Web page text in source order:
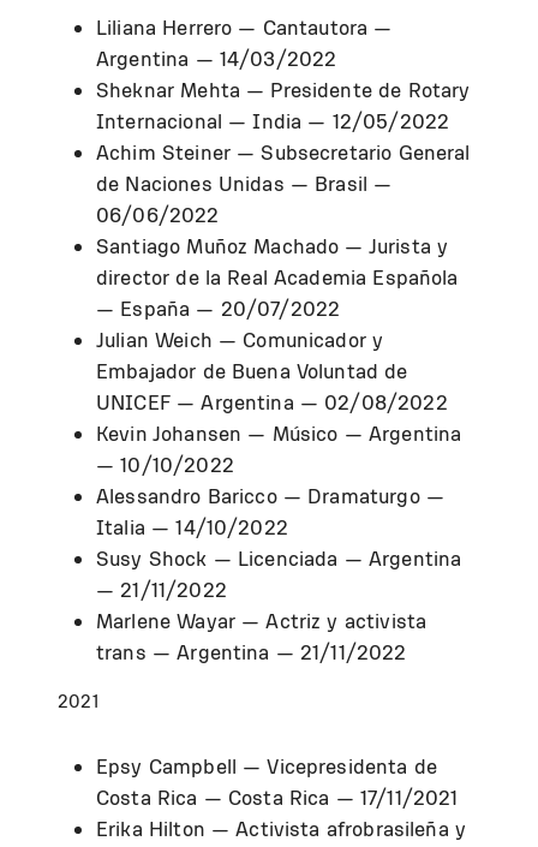
Liliana Herrero — Cantautora —
Argentina — 14/03/2022
Sheknar Mehta — Presidente de Rotary
Internacional — India — 12/05/2022
Achim Steiner — Subsecretario General
de Naciones Unidas — Brasil —
06/06/2022
Santiago Muñoz Machado — Jurista y
director de la Real Academia Española
— España — 20/07/2022
Julian Weich — Comunicador y
Embajador de Buena Voluntad de
UNICEF — Argentina — 02/08/2022
Kevin Johansen — Músico — Argentina
— 10/10/2022
Alessandro Baricco — Dramaturgo —
Italia — 14/10/2022
Susy Shock — Licenciada — Argentina
— 21/11/2022
Marlene Wayar — Actriz y activista
trans — Argentina — 21/11/2022
2021
Epsy Campbell — Vicepresidenta de
Costa Rica — Costa Rica — 17/11/2021
Erika Hilton — Activista afrobrasileña y